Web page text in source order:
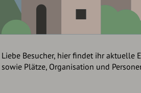
Liebe Besucher, hier findet ihr aktuelle
sowie Plätze, Organisation und